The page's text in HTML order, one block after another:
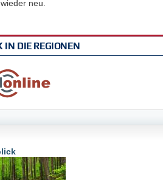
neu.
IN DIE REGIONEN